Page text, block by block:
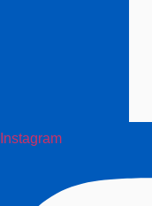
Instagram